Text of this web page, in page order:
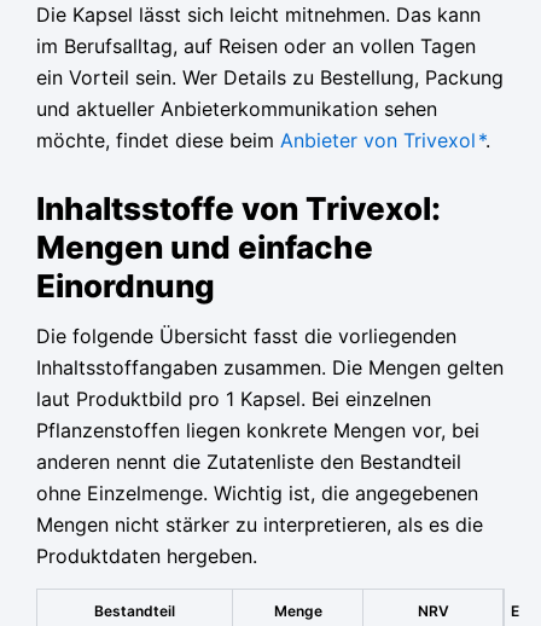
Die Kapsel lässt sich leicht mitnehmen. Das kann
im Berufsalltag, auf Reisen oder an vollen Tagen
ein Vorteil sein. Wer Details zu Bestellung, Packung
und aktueller Anbieterkommunikation sehen
möchte, findet diese beim Anbieter von Trivexol *.
Inhaltsstoffe von Trivexol:
Mengen und einfache
Einordnung
Die folgende Übersicht fasst die vorliegenden
Inhaltsstoffangaben zusammen. Die Mengen gelten
laut Produktbild pro 1 Kapsel. Bei einzelnen
Pflanzenstoffen liegen konkrete Mengen vor, bei
anderen nennt die Zutatenliste den Bestandteil
ohne Einzelmenge. Wichtig ist, die angegebenen
Mengen nicht stärker zu interpretieren, als es die
Produktdaten hergeben.
Bestandteil Menge NRV
E